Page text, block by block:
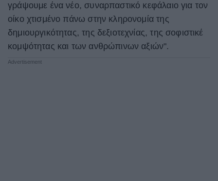
Market News
γράψουμε ένα νέο, συναρπαστικό κεφάλαιο για τον
οίκο χτισμένο πάνω στην κληρονομία της
δημιουργικότητας, της δεξιοτεχνίας, της σοφιστικέ
κομψότητας και των ανθρώπινων αξιών".